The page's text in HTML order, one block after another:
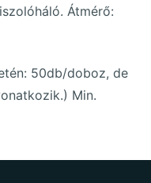
Átmérő:
50db/doboz, de
Min.